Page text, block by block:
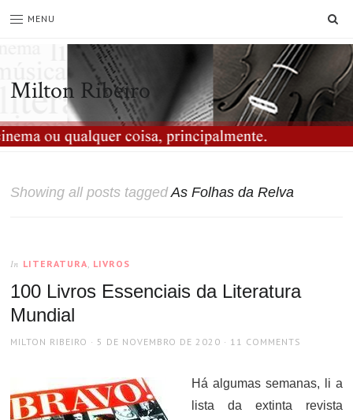
MENU
Milton Ribeiro
Showing all posts taggedAs Folhas da Relva
In LITERATURA, LIVROS
100 Livros Essenciais da Literatura
Mundial
AUTHOR
MILTON RIBEIRO
POSTED
5 DE NOVEMBRO DE 2020 11 COMMENTS
Há algumas semanas, li a
lista da extinta revista